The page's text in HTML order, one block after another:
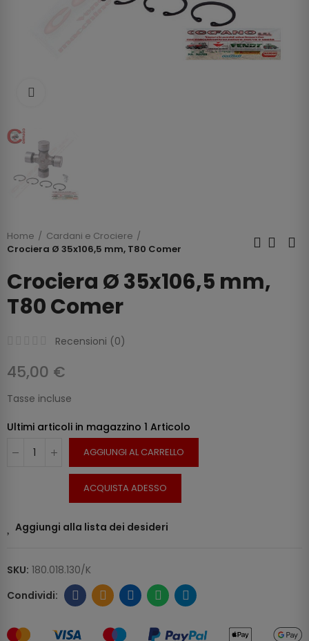
Home
Cardani e Crociere
Crociera Ø 35x106,5 mm, T80 Comer
Crociera Ø 35x106,5 mm,
T80 Comer
Recensioni (0)
45,00 €
Tasse incluse
Ultimi articoli in magazzino 1 Articolo
AGGIUNGI AL CARRELLO
ACQUISTA ADESSO
Aggiungi alla lista dei desideri
SKU: 180.018.130/K